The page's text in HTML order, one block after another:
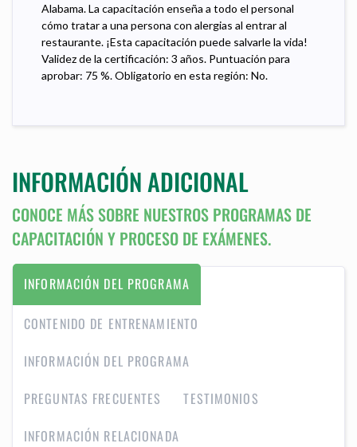
Alabama. La capacitación enseña a todo el personal
cómo tratar a una persona con alergias al entrar al
restaurante. ¡Esta capacitación puede salvarle la vida!
Validez de la certificación: 3 años. Puntuación para
aprobar: 75 %. Obligatorio en esta región: No.
INFORMACIÓN ADICIONAL
CONOCE MÁS SOBRE NUESTROS PROGRAMAS DE
CAPACITACIÓN Y PROCESO DE EXÁMENES.
INFORMACIÓN DEL PROGRAMA
CONTENIDO DE ENTRENAMIENTO
INFORMACIÓN DEL PROGRAMA
PREGUNTAS FRECUENTES
TESTIMONIOS
INFORMACIÓN RELACIONADA